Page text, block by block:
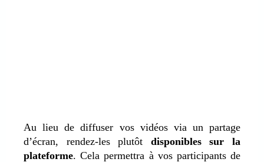
Au lieu de diffuser vos vidéos via un partage
d’écran, rendez-les plutôt disponibles sur la
plateforme. Cela permettra à vos participants de